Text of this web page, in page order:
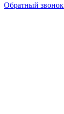
Обратный звонок